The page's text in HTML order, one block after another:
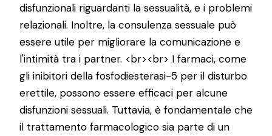
disfunzionali riguardanti la sessualità, e i problemi
relazionali. Inoltre, la consulenza sessuale può
essere utile per migliorare la comunicazione e
l'intimità tra i partner. <br><br> I farmaci, come
gli inibitori della fosfodiesterasi-5 per il disturbo
erettile, possono essere efficaci per alcune
disfunzioni sessuali. Tuttavia, è fondamentale che
il trattamento farmacologico sia parte di un